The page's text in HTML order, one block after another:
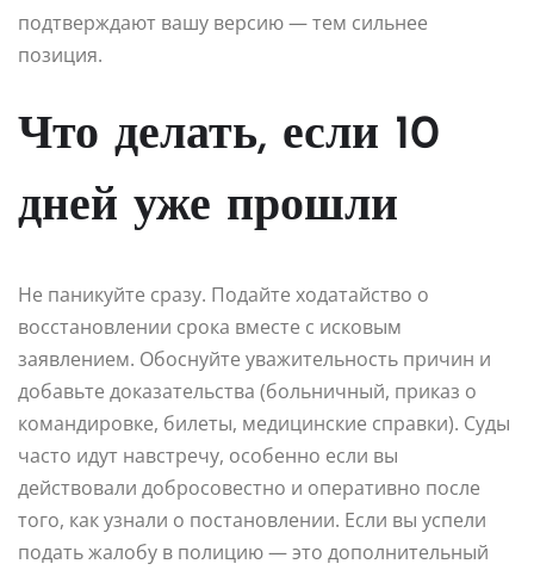
подтверждают вашу версию — тем сильнее
позиция.
Что делать, если 10
дней уже прошли
Не паникуйте сразу. Подайте ходатайство о
восстановлении срока вместе с исковым
заявлением. Обоснуйте уважительность причин и
добавьте доказательства (больничный, приказ о
командировке, билеты, медицинские справки). Суды
часто идут навстречу, особенно если вы
действовали добросовестно и оперативно после
того, как узнали о постановлении. Если вы успели
подать жалобу в полицию — это дополнительный